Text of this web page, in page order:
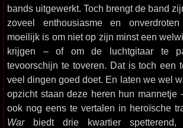
bands uitgewerkt. Toch brengt de band
zoveel enthousiasme en
moeilijk is om niet op zijn minst een
krijgen – of om de luchtgitaar te
tevoorschijn te toveren. Dat is toch een
veel dingen goed doet. En laten we wel
opzicht staan deze heren hun mannetje
ook nog eens te vertalen in heroïsche
Warbiedt drie kwartier spetterend,